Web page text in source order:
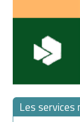
Les services